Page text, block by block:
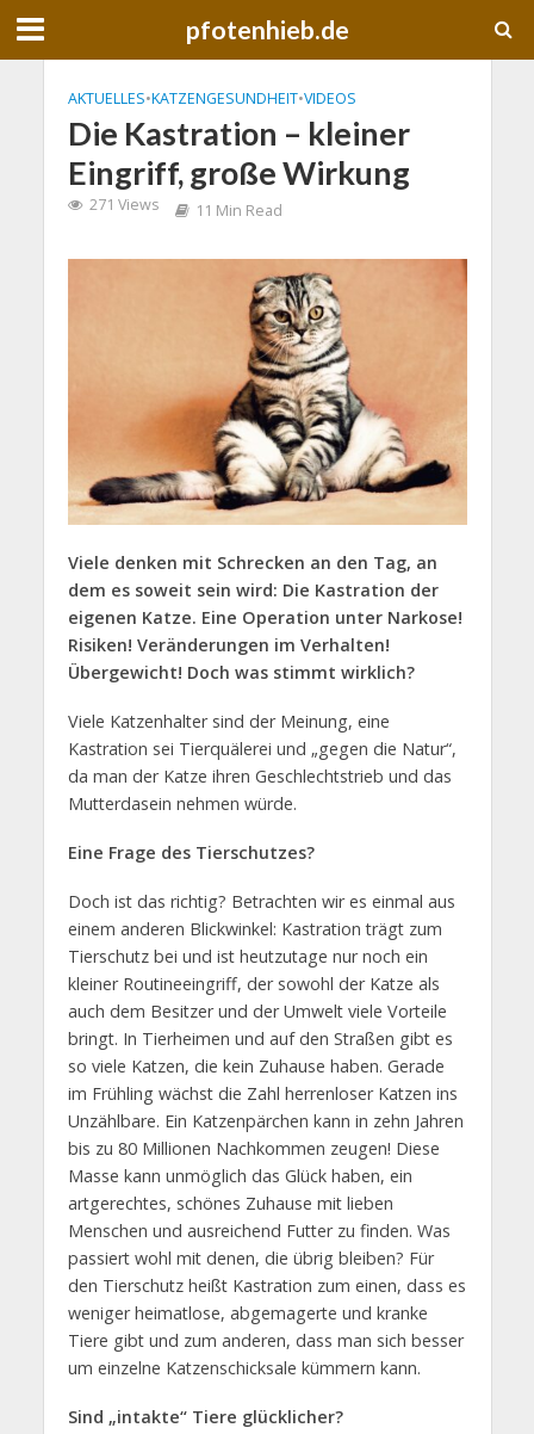
pfotenhieb.de
AKTUELLES•KATZENGESUNDHEIT•VIDEOS
Die Kastration – kleiner
Eingriff, große Wirkung
271 Views 11 Min Read
Viele denken mit Schrecken an den Tag, an
dem es soweit sein wird: Die Kastration der
eigenen Katze. Eine Operation unter Narkose!
Risiken! Veränderungen im Verhalten!
Übergewicht! Doch was stimmt wirklich?
Viele Katzenhalter sind der Meinung, eine
Kastration sei Tierquälerei und „gegen die Natur“,
da man der Katze ihren Geschlechtstrieb und das
Mutterdasein nehmen würde.
Eine Frage des Tierschutzes?
Doch ist das richtig? Betrachten wir es einmal aus
einem anderen Blickwinkel: Kastration trägt zum
Tierschutz bei und ist heutzutage nur noch ein
kleiner Routineeingriff, der sowohl der Katze als
auch dem Besitzer und der Umwelt viele Vorteile
bringt. In Tierheimen und auf den Straßen gibt es
so viele Katzen, die kein Zuhause haben. Gerade
im Frühling wächst die Zahl herrenloser Katzen ins
Unzählbare. Ein Katzenpärchen kann in zehn Jahren
bis zu 80 Millionen Nachkommen zeugen! Diese
Masse kann unmöglich das Glück haben, ein
artgerechtes, schönes Zuhause mit lieben
Menschen und ausreichend Futter zu finden. Was
passiert wohl mit denen, die übrig bleiben? Für
den Tierschutz heißt Kastration zum einen, dass es
weniger heimatlose, abgemagerte und kranke
Tiere gibt und zum anderen, dass man sich besser
um einzelne Katzenschicksale kümmern kann.
Sind „intakte“ Tiere glücklicher?